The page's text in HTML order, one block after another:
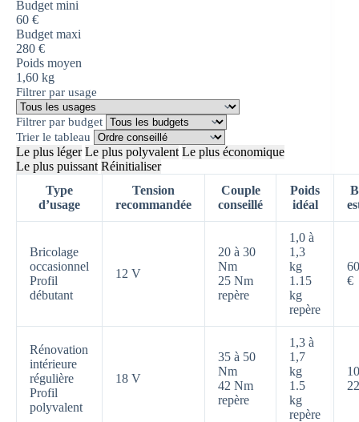
Budget mini
60 €
Budget maxi
280 €
Poids moyen
1,60 kg
Filtrer par usage
Filtrer par budget
Trier le tableau
Le plus léger Le plus polyvalent Le plus économique
Le plus puissant Réinitialiser
Type
d’usage
Tension
recommandée
Couple
conseillé
Poids
idéal
Bricolage
occasionnel
Profil
débutant
12 V
20 à 30
Nm
25 Nm
repère
1,0 à
1,3
kg
1.15
kg
repère
€
Rénovation
intérieure
régulière
Profil
polyvalent
18 V
35 à 50
Nm
42 Nm
repère
1,3 à
1,7
kg
1.5
kg
repère